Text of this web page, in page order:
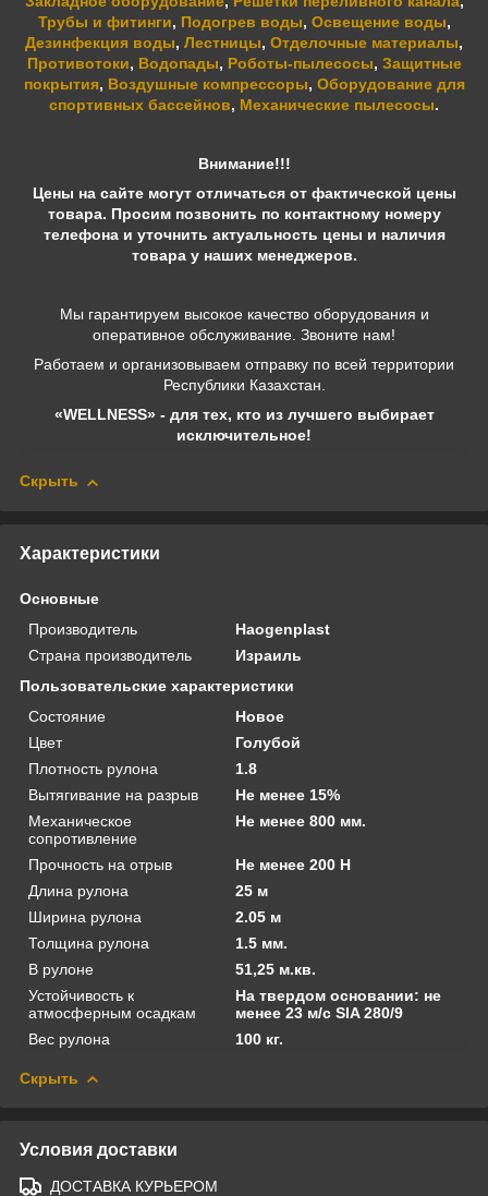
Трубы и фитинги, Подогрев воды, Освещение воды,
Дезинфекция воды, Лестницы, Отделочные материалы,
Противотоки, Водопады, Роботы-пылесосы, Защитные
покрытия, Воздушные компрессоры, Оборудование для
спортивных бассейнов, Механические пылесосы.
Внимание!!!
Цены на сайте могут отличаться от фактической цены
товара. Просим позвонить по контактному номеру
телефона и уточнить актуальность цены и наличия
товара у наших менеджеров.
Мы гарантируем высокое качество оборудования и
оперативное обслуживание. Звоните нам!
Работаем и организовываем отправку по всей территории
Республики Казахстан.
«WELLNESS» - для тех, кто из лучшего выбирает
исключительное!
Скрыть
Характеристики
Основные
Производитель
Haogenplast
Страна производитель
Израиль
Пользовательские характеристики
Состояние
Новое
Цвет
Голубой
Плотность рулона
1.8
Вытягивание на разрыв
Не менее 15%
Механическое
сопротивление
Не менее 800 мм.
Прочность на отрыв
Не менее 200 Н
Длина рулона
25 м
Ширина рулона
2.05 м
Толщина рулона
1.5 мм.
В рулоне
51,25 м.кв.
Устойчивость к
атмосферным осадкам
На твердом основании: не
менее 23 м/с SIA 280/9
Вес рулона
100 кг.
Скрыть
Условия доставки
ДОСТАВКА КУРЬЕРОМ